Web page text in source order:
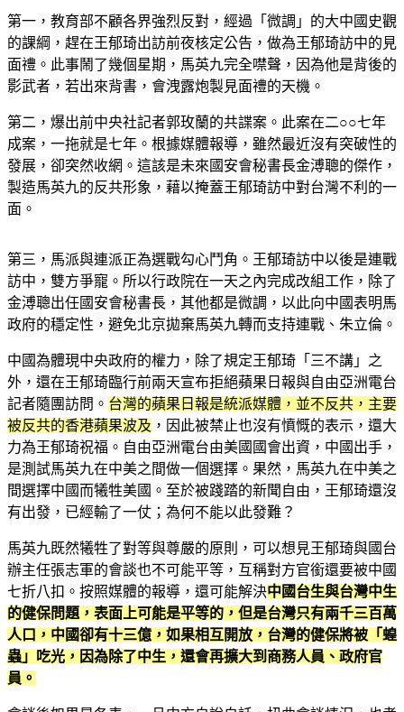
第一，教育部不顧各界強烈反對，經過「微調」的大中國史觀
的課綱，趕在王郁琦出訪前夜核定公告，做為王郁琦訪中的見
面禮。此事鬧了幾個星期，馬英九完全噤聲，因為他是背後的
影武者，若出來背書，會洩露炮製見面禮的天機。
第二，爆出前中央社記者郭玫蘭的共諜案。此案在二○○七年
成案，一拖就是七年。根據媒體報導，雖然最近沒有突破性的
發展，卻突然收網。這該是未來國安會秘書長金溥聰的傑作，
製造馬英九的反共形象，藉以掩蓋王郁琦訪中對台灣不利的一
面。
第三，馬派與連派正為選戰勾心鬥角。王郁琦訪中以後是連戰
訪中，雙方爭寵。所以行政院在一天之內完成改組工作，除了
金溥聰出任國安會秘書長，其他都是微調，以此向中國表明馬
政府的穩定性，避免北京拋棄馬英九轉而支持連戰、朱立倫。
中國為體現中央政府的權力，除了規定王郁琦「三不講」之
外，還在王郁琦臨行前兩天宣布拒絕蘋果日報與自由亞洲電台
記者隨團訪問。 台灣的蘋果日報是統派媒體，並不反共，主要
被反共的香港蘋果波及 ，因此被禁止也沒有憤慨的表示，還大
力為王郁琦祝福。自由亞洲電台由美國國會出資，中國出手，
是測試馬英九在中美之間做一個選擇。果然，馬英九在中美之
間選擇中國而犧牲美國。至於被踐踏的新聞自由，王郁琦還沒
有出發，已經輸了一仗；為何不能以此發難？
馬英九既然犧牲了對等與尊嚴的原則，可以想見王郁琦與國台
辦主任張志軍的會談也不可能平等，互稱對方官銜還要被中國
七折八扣。按照媒體的報導，還可能解決中國台生與台灣中生
的健保問題，表面上可能是平等的，但是台灣只有兩千三百萬
人口，中國卻有十三億，如果相互開放，台灣的健保將被「蝗
蟲」吃光，因為除了中生，還會再擴大到商務人員、政府官
員。